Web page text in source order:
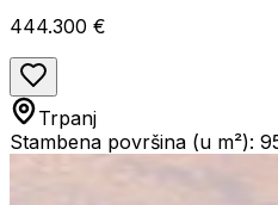
444.300 €
Trpanj
Stambena površina (u m²):